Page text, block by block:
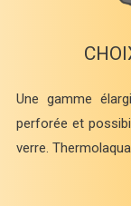
Une gamme
perforée et
verre.